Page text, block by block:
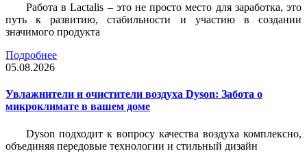
Работа в Lactalis – это не просто место для заработка, это
путь к развитию, стабильности и участию в создании
значимого продукта
Подробнее
05.08.2026
Увлажнители и очистители воздуха Dyson: Забота о
микроклимате в вашем доме
Dyson подходит к вопросу качества воздуха комплексно,
объединяя передовые технологии и стильный дизайн